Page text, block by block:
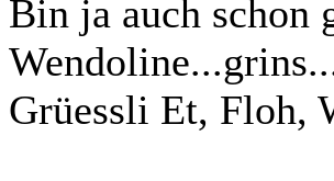
Bin ja auch schon
Grüessli Et, Floh,